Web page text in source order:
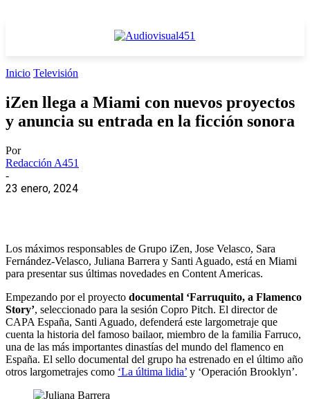
Inicio Televisión
iZen llega a Miami con nuevos proyectos
y anuncia su entrada en la ficción sonora
Por
Redacción A451
-
23 enero, 2024
Los máximos responsables de Grupo iZen, Jose Velasco, Sara
Fernández-Velasco, Juliana Barrera y Santi Aguado, está en Miami
para presentar sus últimas novedades en Content Americas.
Empezando por el proyecto documental ‘Farruquito, a Flamenco
Story’, seleccionado para la sesión Copro Pitch. El director de
CAPA España, Santi Aguado, defenderá este largometraje que
cuenta la historia del famoso bailaor, miembro de la familia Farruco,
una de las más importantes dinastías del mundo del flamenco en
España. El sello documental del grupo ha estrenado en el último año
otros largometrajes como ‘La última lidia’ y ‘Operación Brooklyn’.